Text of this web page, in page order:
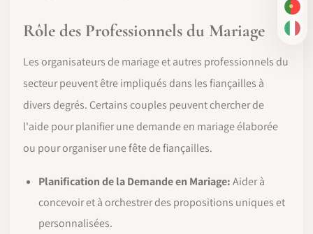
PT-
IT
Rôle des Professionnels du Mariage
Les organisateurs de mariage et autres professionnels du
secteur peuvent être impliqués dans les fiançailles à
divers degrés. Certains couples peuvent chercher de
l'aide pour planifier une demande en mariage élaborée
ou pour organiser une fête de fiançailles.
Planification de la Demande en Mariage:Aider à
concevoir et à orchestrer des propositions uniques et
personnalisées.